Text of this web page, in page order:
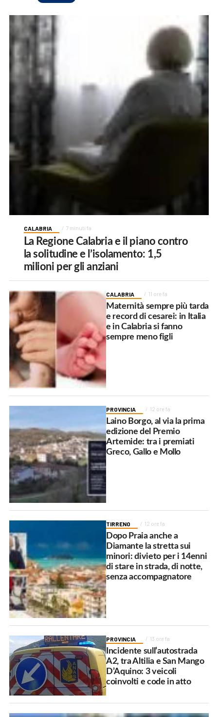
CALABRIA 7 minuti fa
La Regione Calabria e il piano contro
la solitudine e l’isolamento: 1,5
milioni per gli anziani
CALABRIA 11 ore fa
Maternità sempre più tarda
e record di cesarei: in Italia
e in Calabria si fanno
sempre meno figli
PROVINCIA 12 ore fa
Laino Borgo, al via la prima
edizione del Premio
Artemide: tra i premiati
Greco, Gallo e Mollo
TIRRENO 12 ore fa
Dopo Praia anche a
Diamante la stretta sui
minori: divieto per i 14enni
di stare in strada, di notte,
senza accompagnatore
PROVINCIA 13 ore fa
Incidente sull’autostrada
A2, tra Altilia e San Mango
D’Aquino: 3 veicoli
coinvolti e code in atto